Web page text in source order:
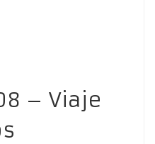
– Viaje